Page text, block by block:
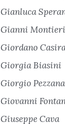
Gianluca
Gianni Montieri
Giordano
Giorgia Biasini
Giorgio Pezzana
Giovanni
Giuseppe Cava